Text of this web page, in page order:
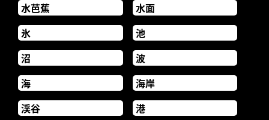
水芭蕉
水面
氷
池
沼
波
海
海岸
渓谷
港